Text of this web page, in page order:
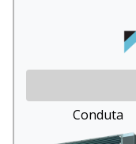
Conduta